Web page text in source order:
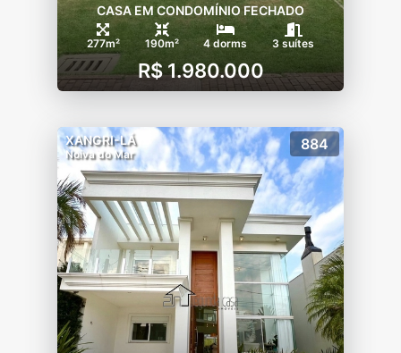
CASA EM CONDOMÍNIO FECHADO
277m² 190m² 4 dorms 3 suítes
R$ 1.980.000
XANGRI-LÁ
Noiva do Mar
884